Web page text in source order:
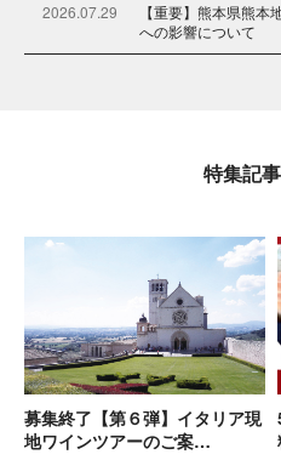
2026.07.29
【重要】熊本県熊
への影響について
新サービス「イタリ
2026.04.30
【キャンセル待ち
講座クラス会@大阪
ゴールデンウィーク
2026.03.13
「最後のボトル」
定！
2026.03.13 【重要】ポイント制
特集記
募集終了【第６弾】イタリア現
地ワインツアーのご案…